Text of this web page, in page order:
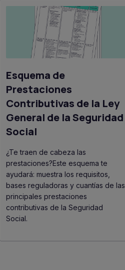
Esquema de
Prestaciones
Contributivas de la Ley
General de la Seguridad
Social
¿Te traen de cabeza las
prestaciones?Este esquema te
ayudará: muestra los requisitos,
bases reguladoras y cuantías de las
principales prestaciones
contributivas de la Seguridad
Social.